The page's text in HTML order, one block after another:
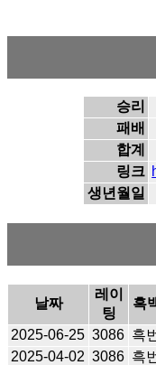
승리
패배
합계
링크
생년월일
날짜
레이
팅
흑
2025-06-25 3086 흑
2025-04-02 3086 흑